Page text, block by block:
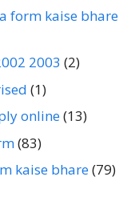
form kaise bhare
2003 (2)
(1)
online(13)
(83)
kaise bhare(79)